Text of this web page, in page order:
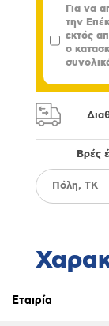
Για να
την
εκτός
ο
Βρές
Εταιρία